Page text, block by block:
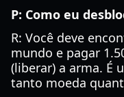
P: Como eu
R: Você deve
mundo e pagar
(liberar) a arma. É
tanto moeda